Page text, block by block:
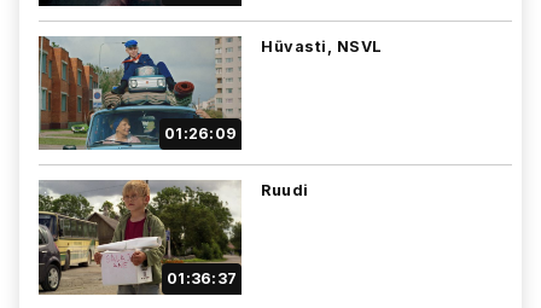
01:26:09
Hüvasti, NSVL
01:36:37
Ruudi